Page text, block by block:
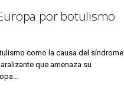
por botulismo
como la causa del síndrome
que amenaza su